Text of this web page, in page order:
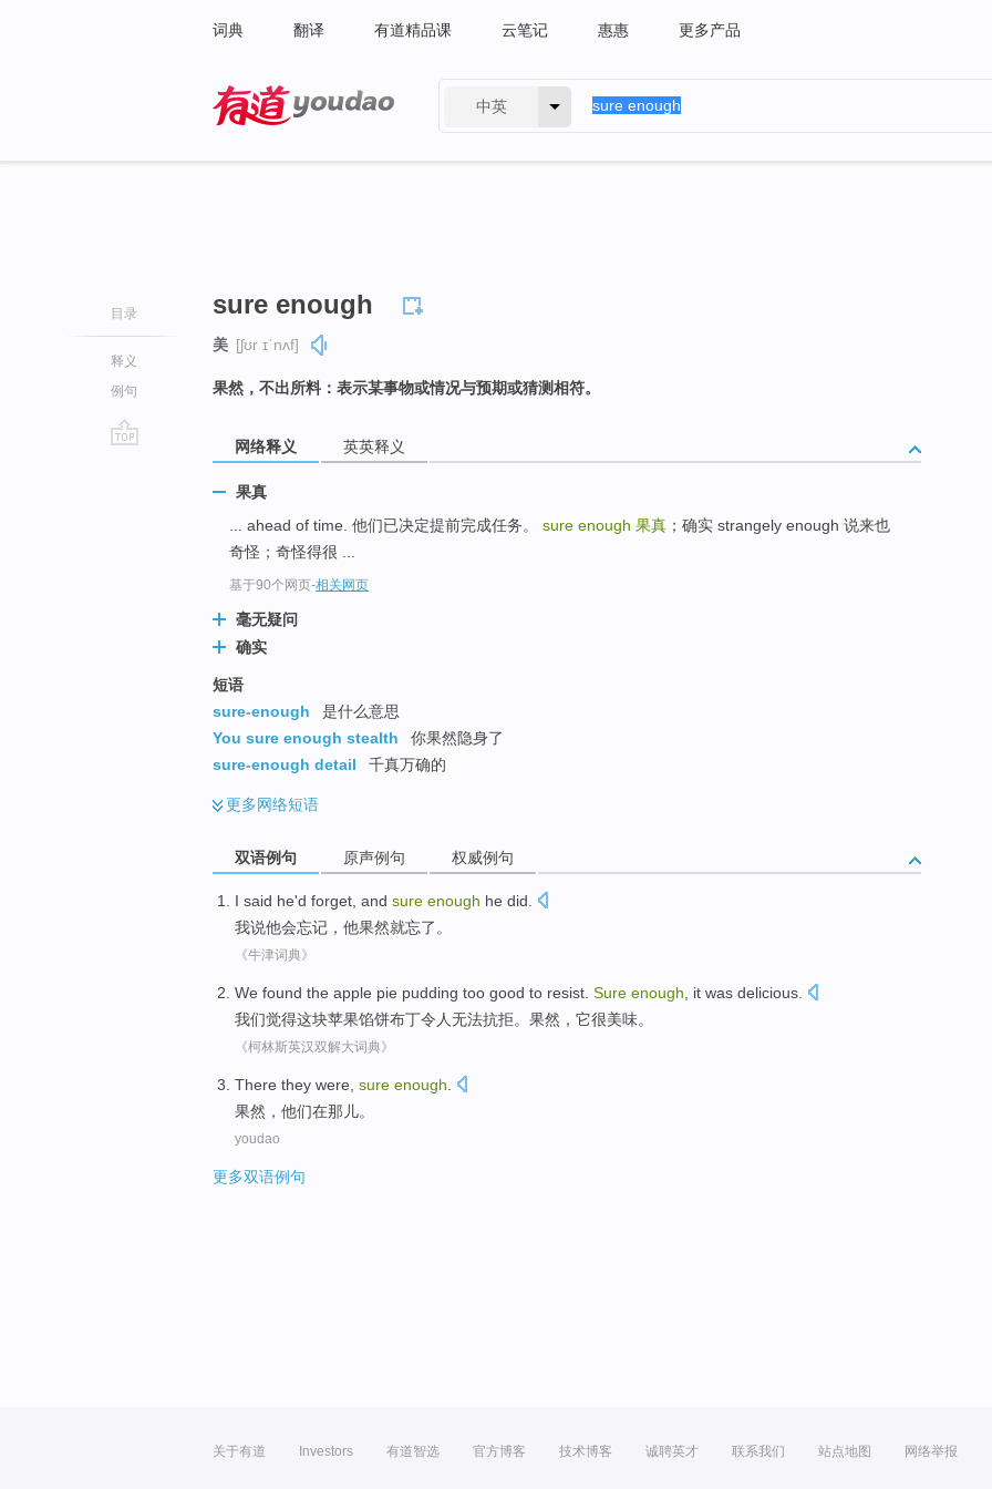
词典 翻译 有道精品课 云笔记 惠惠 更多产品
中英
目录
释义
例句
sure enough
美 [ʃʊr ɪˈnʌf]
果然，不出所料：表示某事物或情况与预期或猜测相符。
网络释义 英英释义
果真
... ahead of time. 他们已决定提前完成任务。 sure enough 果真 ；确实 strangely enough 说来也
奇怪；奇怪得很 ...
基于90个网页-相关网页
毫无疑问
确实
短语
sure-enough
是什么意思
You sure enough stealth
你果然隐身了
sure-enough detail
千真万确的
更多网络短语
双语例句 原声例句 权威例句
I said he'd forget, and sure enough he did.
我说他会忘记 ，他果然就忘了。
《牛津词典》
We found the apple pie pudding too good to resist Sure enough it was delicious
我们觉得这块苹果馅饼布丁令人无法抗拒。 果然 ， 它很美味。
《柯林斯英汉双解大词典》
There they were, sure enough
果然 ， 他们在那儿。
youdao
更多双语例句
关于有道 Investors 有道智选 官方博客 技术博客 诚聘英才 联系我们 站点地图 网络举报